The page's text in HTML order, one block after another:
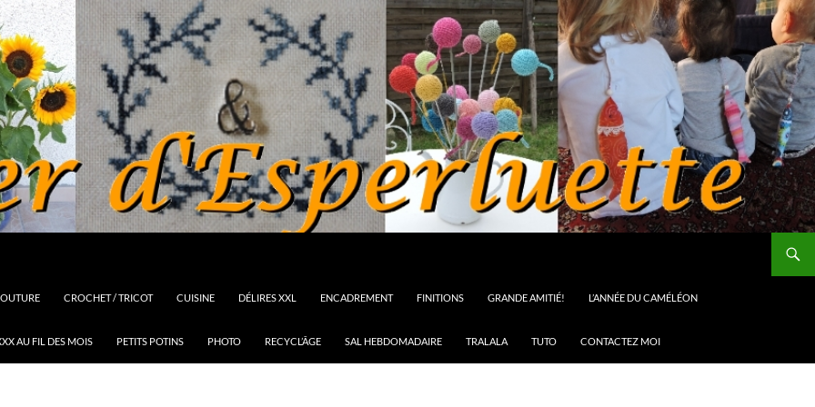
CROCHET / TRICOT CUISINE DÉLIRES XXL ENCADREMENT FINITIONS GRANDE AMITIÉ! L’ANNÉE DU CAMÉLÉON
AU FIL DES MOIS PETITS POTINS PHOTO RECYCL’ÂGE SAL HEBDOMADAIRE TRALALA TUTO CONTACTEZ MOI